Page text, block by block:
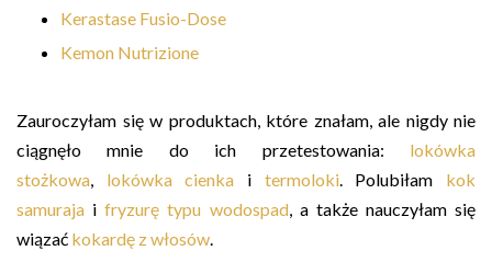
Kerastase Fusio-Dose
Kemon Nutrizione
Zauroczyłam się w produktach, które znałam, ale nigdy nie
ciągnęło mnie do ich przetestowania: lokówka
stożkowa, lokówka cienka i termoloki. Polubiłam kok
samuraja ifryzurę typu wodospad, a także nauczyłam się
wiązać kokardę z włosów.